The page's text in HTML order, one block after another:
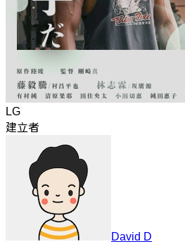
LG
建立者
David D